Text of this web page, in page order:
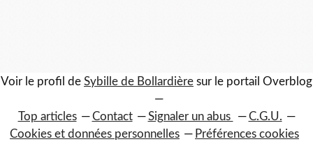
Voir le profil de Sybille de Bollardière sur le portail Overblog
Top articles Contact Signaler un abus
C.G.U.
Cookies et données personnelles
Préférences cookies